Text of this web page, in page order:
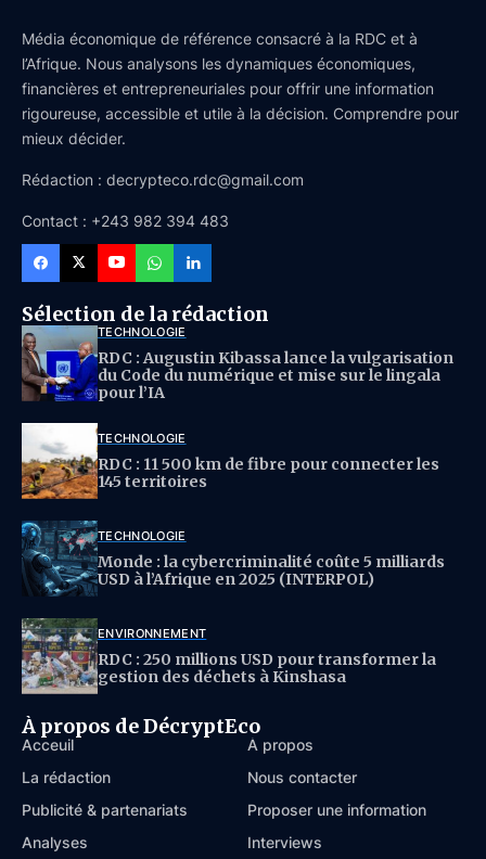
Média économique de référence consacré à la RDC et à
l’Afrique. Nous analysons les dynamiques économiques,
financières et entrepreneuriales pour offrir une information
rigoureuse, accessible et utile à la décision. Comprendre pour
mieux décider.
Rédaction : decrypteco.rdc@gmail.com
Contact : +243 982 394 483
Sélection de la rédaction
TECHNOLOGIE
RDC : Augustin Kibassa lance la vulgarisation
du Code du numérique et mise sur le lingala
pour l’IA
TECHNOLOGIE
RDC : 11 500 km de fibre pour connecter les
145 territoires
TECHNOLOGIE
Monde : la cybercriminalité coûte 5 milliards
USD à l’Afrique en 2025 (INTERPOL)
ENVIRONNEMENT
RDC : 250 millions USD pour transformer la
gestion des déchets à Kinshasa
À propos de DécryptEco
Acceuil
À propos
La rédaction
Nous contacter
Publicité & partenariats
Proposer une information
Analyses
Interviews